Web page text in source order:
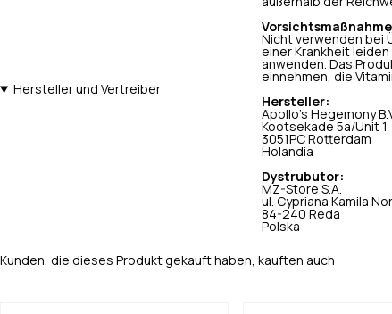
Nicht verwenden bei
einer Krankheit
anwenden. Das
einnehmen, die
Hersteller und Vertreiber
Hersteller:
Apollo's Hegemony
Kootsekade 5a/Unit 1
3051PC Rotterdam
Holandia
Dystrubutor:
MZ-Store S.A.
ul. Cypriana Kamila
84-240 Reda
Polska
Kunden, die dieses Produkt gekauft haben, kauften auch